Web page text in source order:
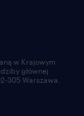
w Krajowym
głównej
305 Warszawa.